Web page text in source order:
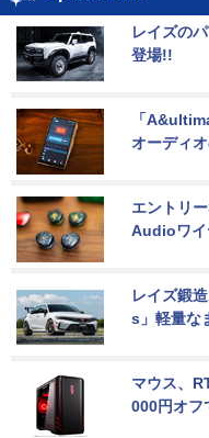
レイズの
登場!!
「
オーディ
エントリ
Audioワイ
レイズ鍛
s」軽量な
マウス、
000円オフ